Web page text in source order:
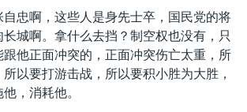
自忠啊，这些人是身先士卒，国民党的将
城啊。拿什么去挡？制空权也没有，只
他正面冲突的，正面冲突伤亡太重，所
以要打游击战，所以要积小胜为大胜，
，消耗他。